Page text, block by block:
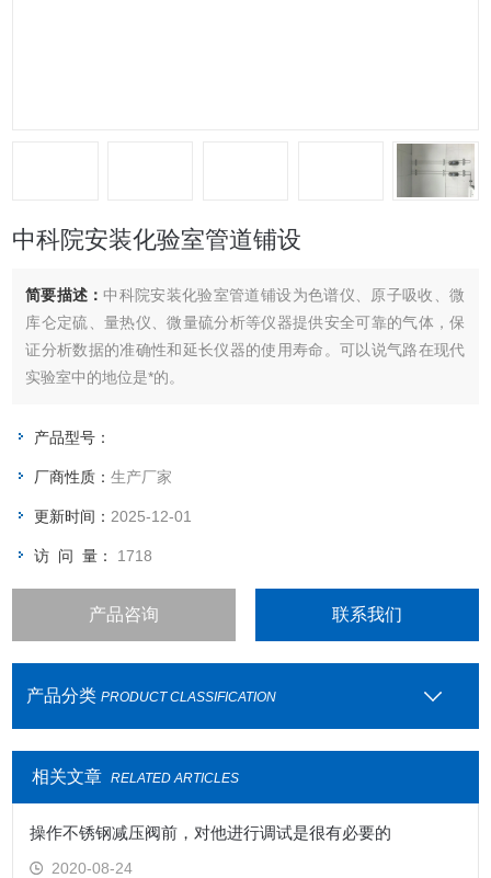
中科院安装化验室管道铺设
简要描述：中科院安装化验室管道铺设为色谱仪、原子吸收、微
库仑定硫、量热仪、微量硫分析等仪器提供安全可靠的气体，保
证分析数据的准确性和延长仪器的使用寿命。可以说气路在现代
实验室中的地位是*的。
产品型号：
厂商性质：生产厂家
更新时间： 2025-12-01
访 问 量： 1718
产品咨询 联系我们
产品分类 PRODUCT CLASSIFICATION
相关文章 RELATED ARTICLES
操作不锈钢减压阀前，对他进行调试是很有必要的
2020-08-24